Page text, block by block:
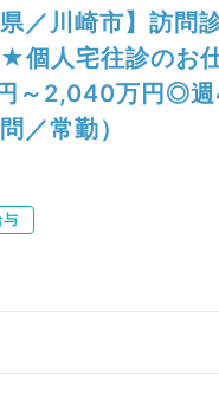
県／川崎市】訪問
個人宅往診のお
～2,040万円◎週
／常勤）
与